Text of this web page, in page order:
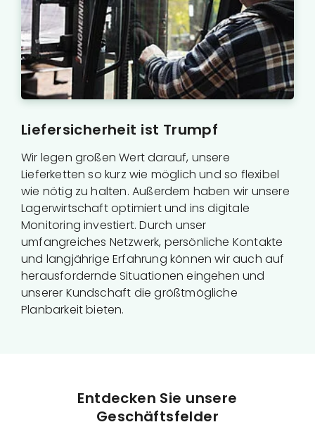
Liefersicherheit ist Trumpf
Wir legen großen Wert darauf, unsere
Lieferketten so kurz wie möglich und so flexibel
wie nötig zu halten. Außerdem haben wir unsere
Lagerwirtschaft optimiert und ins digitale
Monitoring investiert. Durch unser
umfangreiches Netzwerk, persönliche Kontakte
und langjährige Erfahrung können wir auch auf
herausfordernde Situationen eingehen und
unserer Kundschaft die größtmögliche
Planbarkeit bieten.
Entdecken Sie unsere
Geschäftsfelder